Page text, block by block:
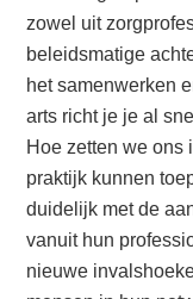
zowel uit
beleidsmatige
het samenwerken
arts richt je je al
Hoe zetten we ons
praktijk kunnen
duidelijk met de
vanuit hun
nieuwe